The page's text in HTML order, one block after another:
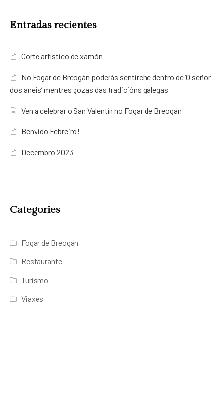
Entradas recientes
Corte artístico de xamón
No Fogar de Breogán poderás sentirche dentro de ‘O señor
dos aneis’ mentres gozas das tradicións galegas
Ven a celebrar o San Valentín no Fogar de Breogán
Benvido Febreiro!
Decembro 2023
Categories
Fogar de Breogán
Restaurante
Turismo
Viaxes